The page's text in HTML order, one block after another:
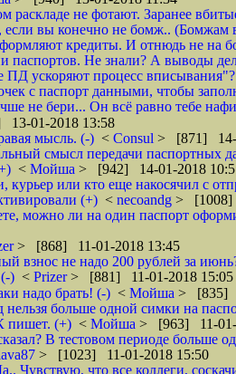
раскладе не фотают. Заранее
вы конечно не бомж.. (Бомжам
кредиты. И отнюдь не на
паспортов. Не знали? А выводы
ПД ускоряют процесс
с паспорт данными, чтобы
не бери... Он всё равно тебе
01-2018 13:58
мысль. (-) < Consul > [871] 14-
смысл передачи паспортных
< Мойша > [942] 14-01-2018
курьер или кто еще накосячил с
(+) < necoandg > [1008]
можно ли на один паспорт
> [868] 11-01-2018 13:45
взнос не надо 200 рублей за
(-) < Prizer> [881] 11-01-2018 15:05
надо брать! (-) < Мойша > [835]
нельзя больше одной симки на
пишет. (+) < Мойша > [963] 11-01-
В тестовом периоде больше
> [1023] 11-01-2018 15:50
Чувствую, что все коллеги,